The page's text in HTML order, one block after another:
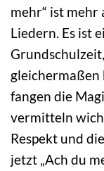
mehr“ ist mehr
Liedern. Es ist
fangen die
vermitteln
Respekt und
jetzt „Ach du